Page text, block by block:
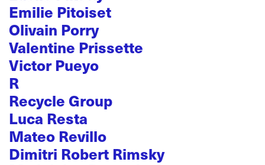
Emilie Pitoiset
Olivain Porry
Valentine Prissette
Victor Pueyo
R
Recycle Group
Luca Resta
Mateo Revillo
Dimitri Robert Rimsky